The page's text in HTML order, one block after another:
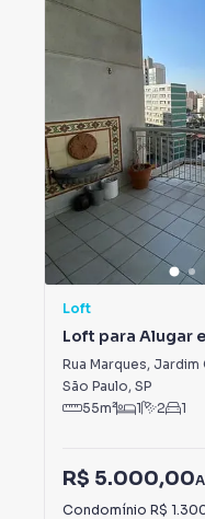
Loft
Loft para Alugar
Rua Marques, Jardim
São Paulo, SP
55m² 1 2 1
R$ 5.000,00
Condomínio R$